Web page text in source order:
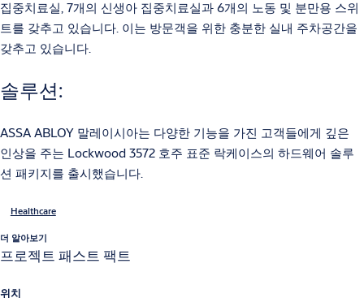
집중치료실, 7개의 신생아 집중치료실과 6개의 노동 및 분만용 스위
트를 갖추고 있습니다. 이는 방문객을 위한 충분한 실내 주차공간을
갖추고 있습니다.
솔루션:
ASSA ABLOY 말레이시아는 다양한 기능을 가진 고객들에게 깊은
인상을 주는 Lockwood 3572 호주 표준 락케이스의 하드웨어 솔루
션 패키지를 출시했습니다.
Healthcare
더 알아보기
프로젝트 패스트 팩트
위치